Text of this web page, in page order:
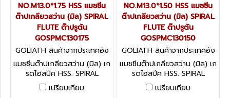
NO.M13.0*1.75 HSS แมชชีน
ต๊าปเกลียวสว่าน (มิล) SPIRAL
FLUTE ต๊าปรูตัน
GOSPMC130175
GOLIATH สินค้าจากประเทศอัง
กฤษ GOSPMC130175
แมชชีนต๊าปเกลียวสว่าน (มิล) เก
รดไฮสปีค HSS. SPIRAL
FLUTE ต๊าปรูตัน
เปรียบเทียบ
NO.M13.0*1.50 HSS แมชชีน
ต๊าปเกลียวสว่าน (มิล) SPIRAL
FLUTE ต๊าปรูตัน
GOSPMC130150
GOLIATH สินค้าจากประเทศอัง
กฤษ GOSPMC130150
แมชชีนต๊าปเกลียวสว่าน (มิล) เก
รดไฮสปีค HSS. SPIRAL
FLUTE ต๊าปรูตัน
เปรียบเทียบ